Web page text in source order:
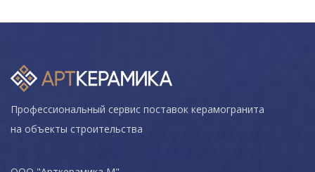
Профессиональный сервис поставок керамогранита
на объекты строительства